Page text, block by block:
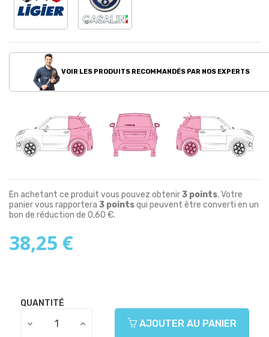
VOIR LES PRODUITS RECOMMANDÉS PAR NOS EXPERTS
En achetant ce produit vous pouvez obtenir3 points. Votre
panier vous rapportera 3 pointsqui peuvent être converti en un
bon de réduction de 0,60 €.
38,25 €
QUANTITÉ
AJOUTER AU PANIER